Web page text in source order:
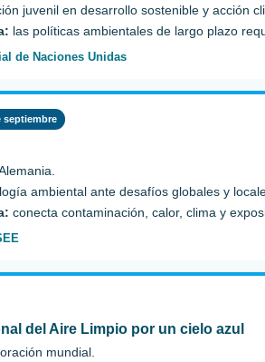
juvenil en desarrollo sostenible y acción
las políticas ambientales de largo plazo
de Naciones Unidas
septiembre
ambiental ante desafíos globales y
conecta contaminación, calor, clima y
del Aire Limpio por un cielo azul
mundial.